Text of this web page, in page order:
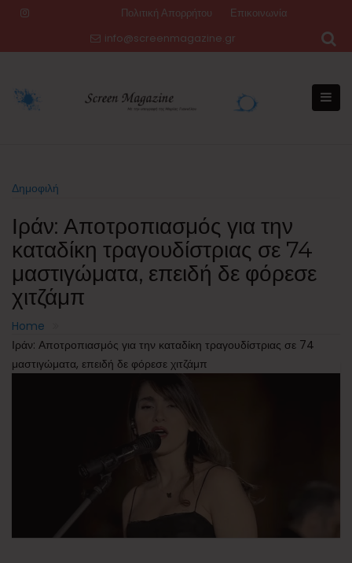
Πολιτική Απορρήτου
Επικοινωνία
info@screenmagazine.gr
Δημοφιλή
Ιράν: Αποτροπιασμός για την
καταδίκη τραγουδίστριας σε 74
μαστιγώματα, επειδή δε φόρεσε
χιτζάμπ
Home
Ιράν: Αποτροπιασμός για την καταδίκη τραγουδίστριας σε 74
μαστιγώματα, επειδή δε φόρεσε χιτζάμπ